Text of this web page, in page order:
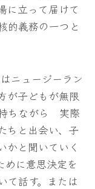
に立って届けて
的義務の一つと
ニュージーラン
が子どもが無限
ちながら 実際
ちと出会い、子
かと聞いていく
めに意思決定を
て話す。または